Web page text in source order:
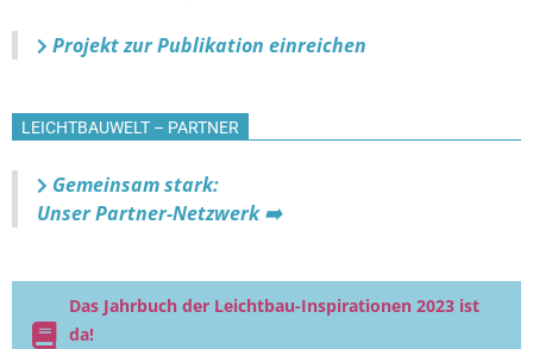
Projekt zur Publikation einreichen
LEICHTBAUWELT – PARTNER
Gemeinsam stark:
Unser Partner-Netzwerk ➡️
Das Jahrbuch der Leichtbau-Inspirationen 2023 ist
da!